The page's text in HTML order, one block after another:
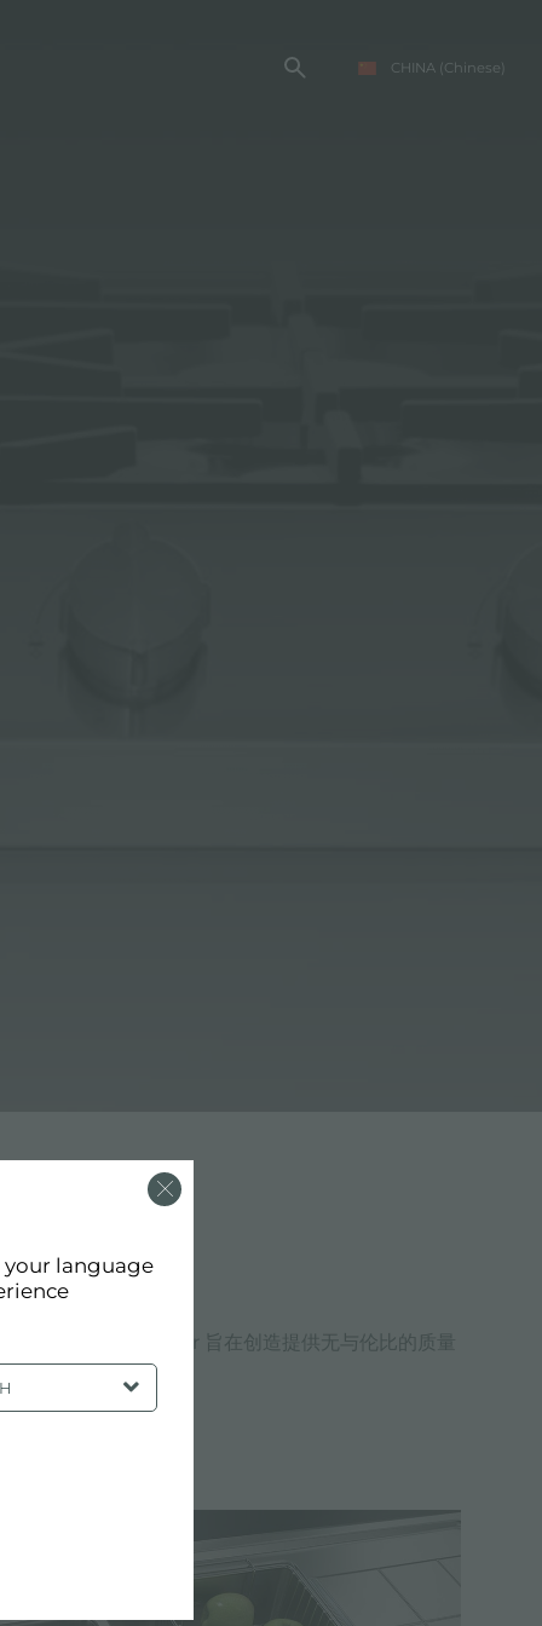
CHINA (Chinese)
设计选择。Foster 旨在创造提供无与伦比的质量
your language